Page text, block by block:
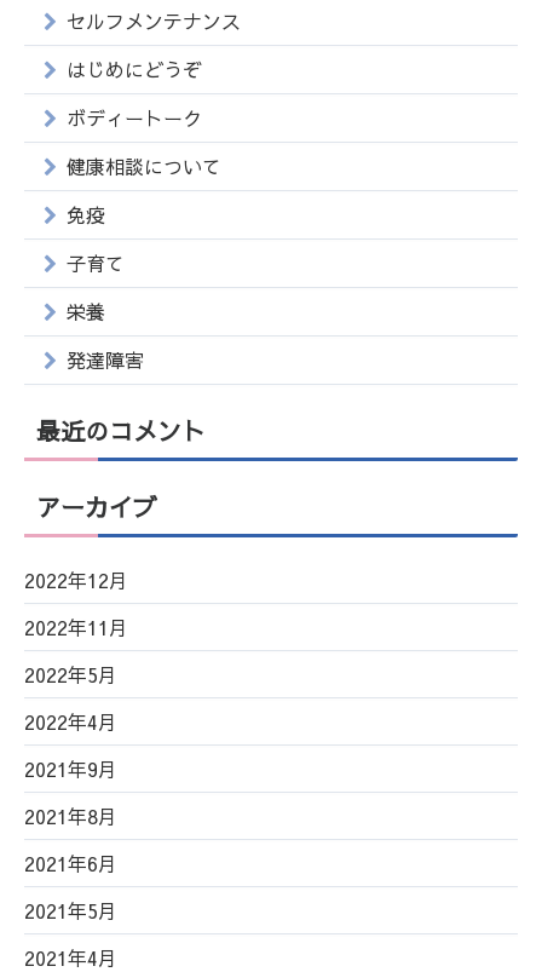
セルフメンテナンス
はじめにどうぞ
ボディートーク
健康相談について
免疫
子育て
栄養
発達障害
最近のコメント
アーカイブ
2022年12月
2022年11月
2022年5月
2022年4月
2021年9月
2021年8月
2021年6月
2021年5月
2021年4月